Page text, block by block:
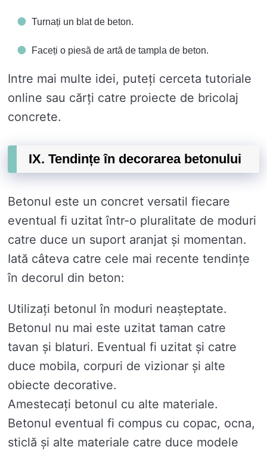
Turnați un blat de beton.
Faceți o piesă de artă de tampla de beton.
Intre mai multe idei, puteți cerceta tutoriale
online sau cărți catre proiecte de bricolaj
concrete.
IX. Tendințe în decorarea betonului
Betonul este un concret versatil fiecare
eventual fi uzitat într-o pluralitate de moduri
catre duce un suport aranjat și momentan.
Iată câteva catre cele mai recente tendințe
în decorul din beton:
Utilizați betonul în moduri neașteptate.
Betonul nu mai este uzitat taman catre
tavan și blaturi. Eventual fi uzitat și catre
duce mobila, corpuri de vizionar și alte
obiecte decorative.
Amestecați betonul cu alte materiale.
Betonul eventual fi compus cu copac, ocna,
sticlă și alte materiale catre duce modele